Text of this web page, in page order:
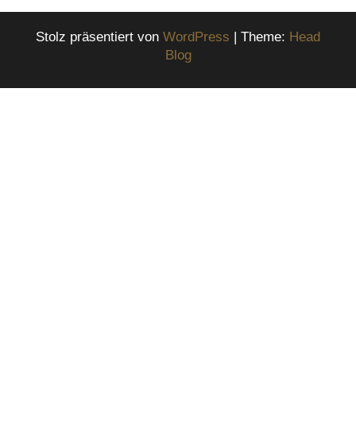
Stolz präsentiert von WordPress | Theme: Head
Blog